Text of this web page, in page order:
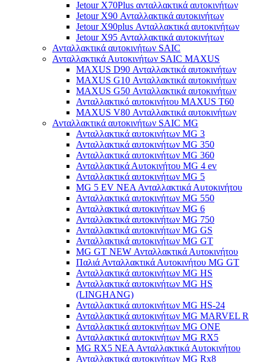
Jetour X70Plus ανταλλακτικά αυτοκινήτων
Jetour X90 Ανταλλακτικά αυτοκινήτων
Jetour X90plus Ανταλλακτικά αυτοκινήτων
Jetour X95 Ανταλλακτικά αυτοκινήτων
Ανταλλακτικά αυτοκινήτων SAIC
Ανταλλακτικά Αυτοκινήτων SAIC MAXUS
MAXUS D90 Ανταλλακτικά αυτοκινήτων
MAXUS G10 Ανταλλακτικά αυτοκινήτων
MAXUS G50 Ανταλλακτικά αυτοκινήτων
Ανταλλακτικό αυτοκινήτου MAXUS T60
MAXUS V80 Ανταλλακτικά αυτοκινήτων
Ανταλλακτικά αυτοκινήτων SAIC MG
Ανταλλακτικά αυτοκινήτων MG 3
Ανταλλακτικά αυτοκινήτων MG 350
Ανταλλακτικά αυτοκινήτων MG 360
Ανταλλακτικά Αυτοκινήτου MG 4 ev
Ανταλλακτικά αυτοκινήτων MG 5
MG 5 EV ΝΕΑ Ανταλλακτικά Αυτοκινήτου
Ανταλλακτικά αυτοκινήτων MG 550
Ανταλλακτικά αυτοκινήτων MG 6
Ανταλλακτικά αυτοκινήτων MG 750
Ανταλλακτικά αυτοκινήτων MG GS
Ανταλλακτικά αυτοκινήτων MG GT
MG GT NEW Ανταλλακτικά Αυτοκινήτου
Παλιά Ανταλλακτικά Αυτοκινήτου MG GT
Ανταλλακτικά αυτοκινήτων MG HS
Ανταλλακτικά αυτοκινήτων MG HS
(LINGHANG)
Ανταλλακτικά αυτοκινήτων MG HS-24
Ανταλλακτικά αυτοκινήτων MG MARVEL R
Ανταλλακτικά αυτοκινήτων MG ONE
Ανταλλακτικά αυτοκινήτων MG RX5
MG RX5 ΝΕΑ Ανταλλακτικά Αυτοκινήτου
Ανταλλακτικά αυτοκινήτων MG Rx8